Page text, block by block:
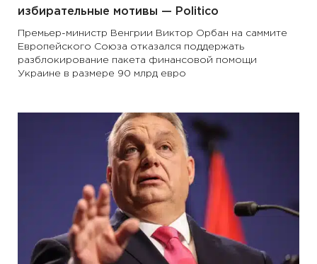
избирательные мотивы — Politico
Премьер-министр Венгрии Виктор Орбан на саммите
Европейского Союза отказался поддержать
разблокирование пакета финансовой помощи
Украине в размере 90 млрд евро